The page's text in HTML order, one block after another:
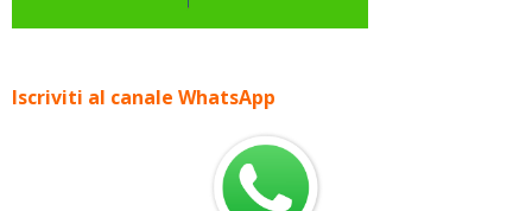
Iscriviti al canale WhatsApp